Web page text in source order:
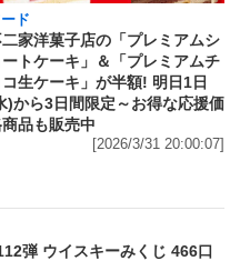
ド
家洋菓子店の「プレミアムシ
ートケーキ」＆「プレミアムチ
コ生ケーキ」が半額! 明日1日
)から3日間限定～お得な応援価
品も販売中
[2026/3/31 20:00:07]
弾 ウイスキーみくじ 466口